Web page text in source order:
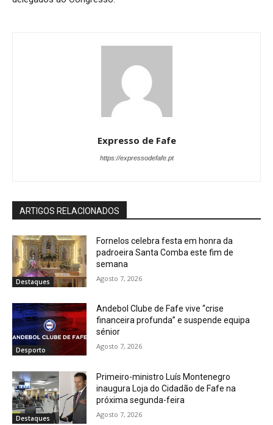
Expresso de Fafe
https://expressodefafe.pt
ARTIGOS RELACIONADOS
Destaques
Fornelos celebra festa em honra da
padroeira Santa Comba este fim de
semana
Agosto 7, 2026
Desporto
Andebol Clube de Fafe vive “crise
financeira profunda” e suspende equipa
sénior
Agosto 7, 2026
Destaques
Primeiro-ministro Luís Montenegro
inaugura Loja do Cidadão de Fafe na
próxima segunda-feira
Agosto 7, 2026